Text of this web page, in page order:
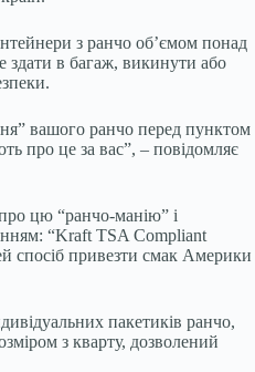
з ранчо об’ємом понад
здати в багаж, викинути або
вашого ранчо перед пунктом
про це за вас”, – повідомляє
цю “ранчо-манію” і
“Kraft TSA Compliant
спосіб привезти смак Америки
пакетиків ранчо,
з кварту, дозволений